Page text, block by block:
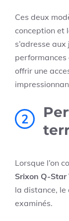
Ces deux
conception et
s’adresse
performances
offrir une
2
Lorsque l’on
Srixon Q-Star
la distance,
examinés.